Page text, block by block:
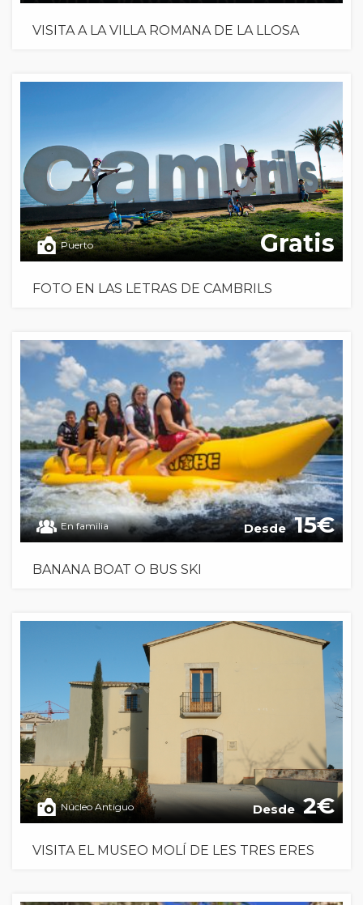
VISITA A LA VILLA ROMANA DE LA LLOSA
Puerto Gratis
FOTO EN LAS LETRAS DE CAMBRILS
En familia Desde 15
BANANA BOAT O BUS SKI
Núcleo Antiguo Desde 2
VISITA EL MUSEO MOLÍ DE LES TRES ERES